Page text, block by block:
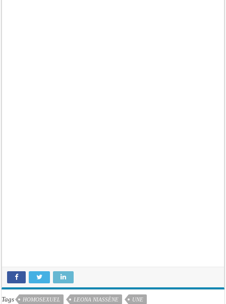
Tags HOMOSEXUEL LEONA NIASSÈNE UNE